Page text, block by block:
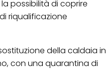
possibilità di coprire
riqualificazione
della caldaia in
con una quarantina di